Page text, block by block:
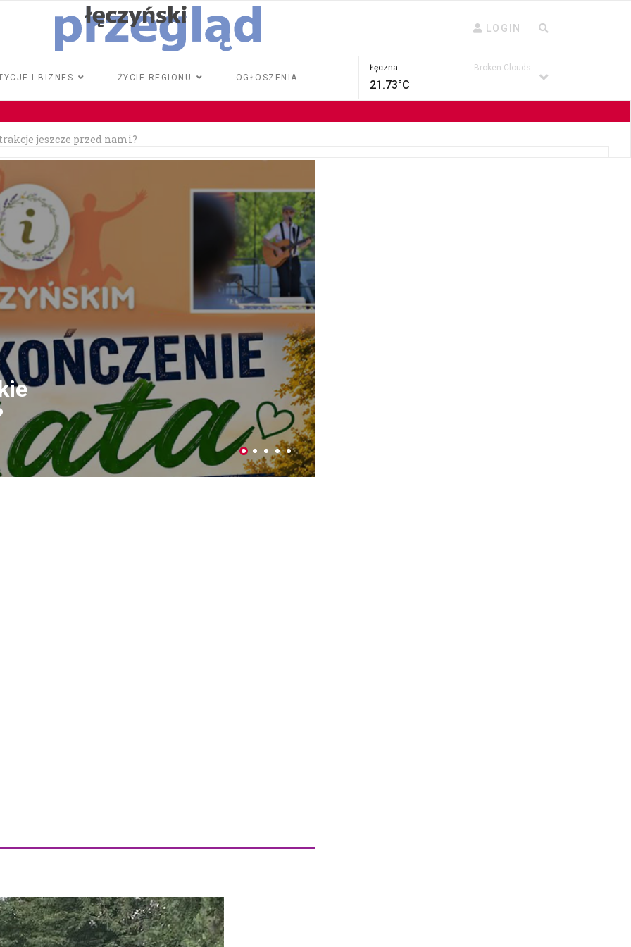
LOGIN
I BIZNES ŻYCIE REGIONU OGŁOSZENIA
Łęczna
21.73°C
Broken Clouds
jeszcze przed nami?
jazdy
18 tysięcy złotych
plony
5 lipca w Parku na Podzamczu
Miejskiej w Łęcznej